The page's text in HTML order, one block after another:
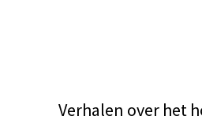
Verhalen over het